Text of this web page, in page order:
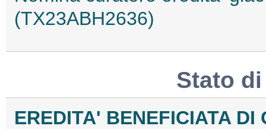
(TX23ABH2636)
Stato
EREDITA' BENEFICIATA DI